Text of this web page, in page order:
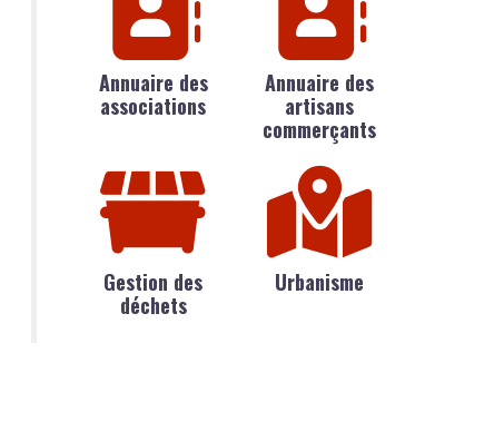
Annuaire des
associations
Annuaire des
artisans
commerçants
Gestion des
déchets
Urbanisme